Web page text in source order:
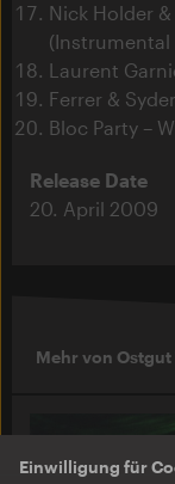
Einwilligung für
Nick Holder &
(Instrumental
Laurent
Ferrer &
Bloc Party –
Release Date
20. April 2009
Mehr von Ostgut